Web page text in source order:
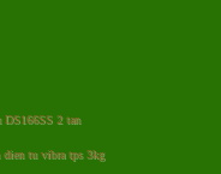
DS166SS 2 tan
dien tu vibra tps 3kg